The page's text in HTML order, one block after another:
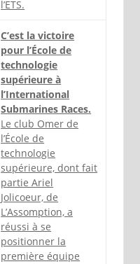
l’ETS.
C’est la victoire
pour l’École de
technologie
supérieure à
l’International
Submarines Races.
Le club Omer de
l’École de
technologie
supérieure, dont fait
partie Ariel
Jolicoeur, de
L’Assomption, a
réussi à se
positionner la
première équipe